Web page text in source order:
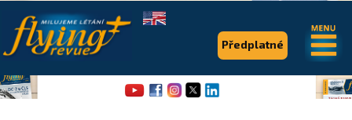
Předplatné
.